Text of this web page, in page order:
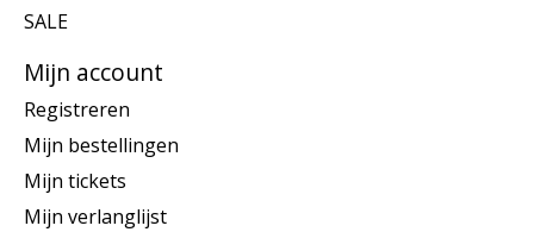
SALE
Mijn account
Registreren
Mijn bestellingen
Mijn tickets
Mijn verlanglijst